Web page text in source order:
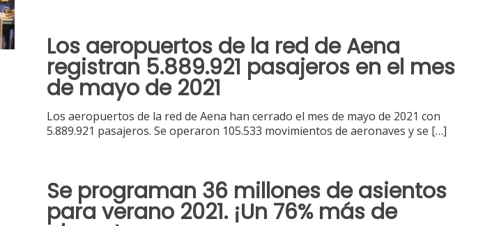
Los aeropuertos de la red de Aena
registran 5.889.921 pasajeros en el mes
de mayo de 2021
Los aeropuertos de la red de Aena han cerrado el mes de mayo de 2021 con
5.889.921 pasajeros. Se operaron 105.533 movimientos de aeronaves y se […]
Se programan 36 millones de asientos
para verano 2021. ¡Un 76% más de